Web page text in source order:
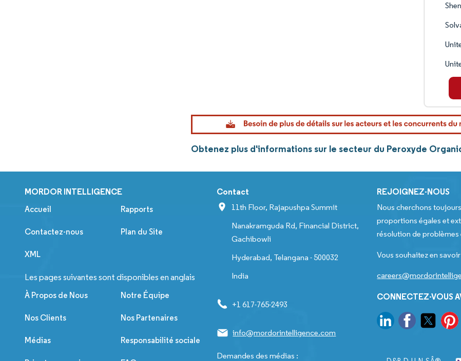
Obtenez plus d'informations sur le secteur du Peroxyde
MORDOR INTELLIGENCE
Accueil Rapports
Contactez-nous Plan du Site
XML
Les pages suivantes sont disponibles en anglais
À Propos de Nous Notre Équipe
Nos Clients Nos Partenaires
Médias Responsabilité sociale
Contact
11th Floor, Rajapushpa Summit
Nanakramguda Rd, Financial District,
Gachibowli
Hyderabad, Telangana - 500032
India
+1 617-765-2493
info@mordorintelligence.com
Demandes des médias :
REJOIGNEZ-NOUS
Nous cherchons
proportions égales et
résolution de
Vous souhaitez en
CONNECTEZ-VOUS